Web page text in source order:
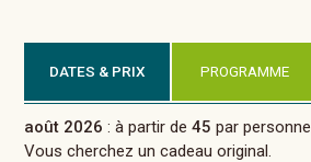
DATES & PRIX PROGRAMME
août 2026 : à partir de45 par personne
Vous cherchez un cadeau original.